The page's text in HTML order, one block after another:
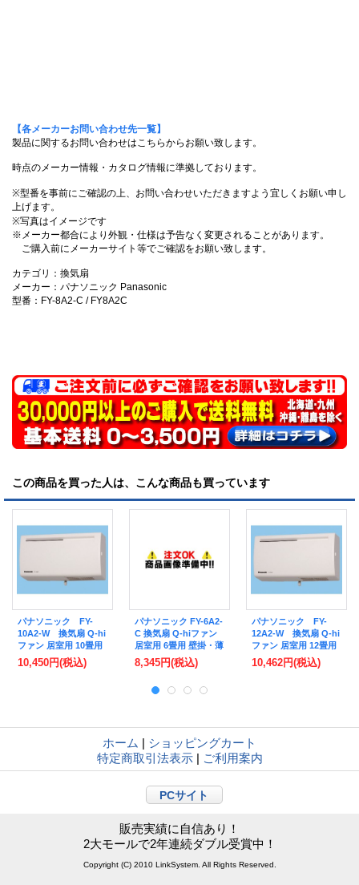
【各メーカーお問い合わせ先一覧】
製品に関するお問い合わせはこちらからお願い致します。
時点のメーカー情報・カタログ情報に準拠しております。
※型番を事前にご確認の上、お問い合わせいただきますよう宜しくお願い申し
上げます。
※写真はイメージです
※メーカー都合により外観・仕様は予告なく変更されることがあります。
ご購入前にメーカーサイト等でご確認をお願い致します。
カテゴリ：換気扇
メーカー：パナソニック Panasonic
型番：FY-8A2-C / FY8A2C
この商品を買った人は、こんな商品も買っています
パナソニック FY-
10A2-W 換気扇 Q-hi
ファン 居室用 10畳用
壁掛・薄形 温暖地.準
寒冷地仕様（標準形）
10,450円(税込)
パナソニック FY-6A2-
C 換気扇 Q-hiファン
居室用 6畳用 壁掛・薄
形 温暖地.準寒冷地仕
様（標準形）
8,345円(税込)
パナソニック FY-
12A2-W 換気扇 Q-hi
ファン 居室用 12畳用
壁掛・薄形 温暖地.準
寒冷地仕様（標準形）
10,462円(税込)
ホーム | ショッピングカート
特定商取引法表示 | ご利用案内
PCサイト
販売実績に自信あり！
2大モールで2年連続ダブル受賞中！
Copyright (C) 2010 LinkSystem. All Rights Reserved.